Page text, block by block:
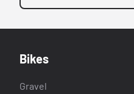
Bikes
Gravel